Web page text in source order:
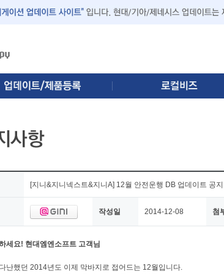
[지니&지니넥스트&지니A] 12월 안전운행 DB 업데이트 공지
작성일 2014-12-08 첨
세요! 현대엠엔소프트 고객님
난했던 2014년도 이제 막바지로 접어드는 12월입니다.